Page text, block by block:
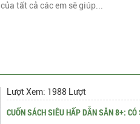
của tất cả các em sẽ giúp...
Lượt Xem: 1988 Lượt
CUỐN SÁCH SIÊU HẤP DẪN SĂN 8+: